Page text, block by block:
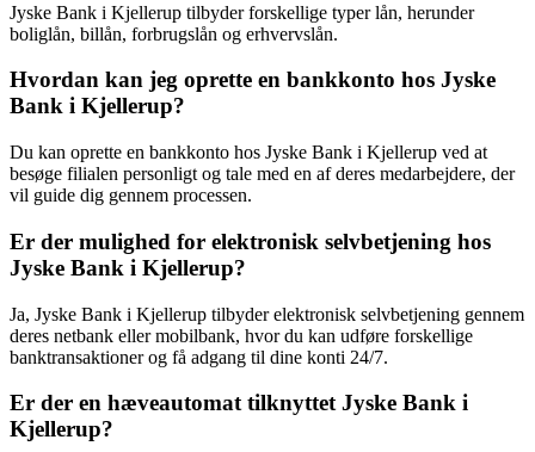
Jyske Bank i Kjellerup tilbyder forskellige typer lån, herunder
boliglån, billån, forbrugslån og erhvervslån.
Hvordan kan jeg oprette en bankkonto hos Jyske
Bank i Kjellerup?
Du kan oprette en bankkonto hos Jyske Bank i Kjellerup ved at
besøge filialen personligt og tale med en af deres medarbejdere, der
vil guide dig gennem processen.
Er der mulighed for elektronisk selvbetjening hos
Jyske Bank i Kjellerup?
Ja, Jyske Bank i Kjellerup tilbyder elektronisk selvbetjening gennem
deres netbank eller mobilbank, hvor du kan udføre forskellige
banktransaktioner og få adgang til dine konti 24/7.
Er der en hæveautomat tilknyttet Jyske Bank i
Kjellerup?